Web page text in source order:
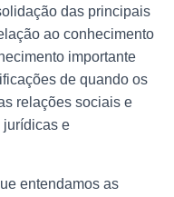
das principais
ao conhecimento
importante
de quando os
relações sociais e
jurídicas e
entendamos as